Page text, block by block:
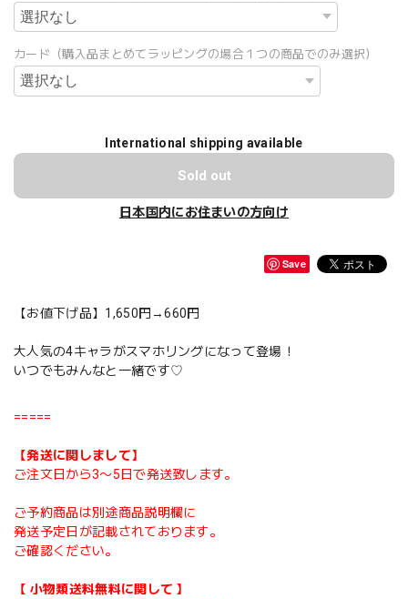
カード（購入品まとめてラッピングの場合１つの商品でのみ選択）
International shipping available
Sold out
日本国内にお住まいの方向け
Save
【お値下げ品】1,650円→660円
大人気の4キャラがスマホリングになって登場！
いつでもみんなと一緒です♡
=====
【発送に関しまして】
ご注文日から3〜5日で発送致します。
ご予約商品は別途商品説明欄に
発送予定日が記載されております。
ご確認ください。
【 小物類送料無料に関して 】